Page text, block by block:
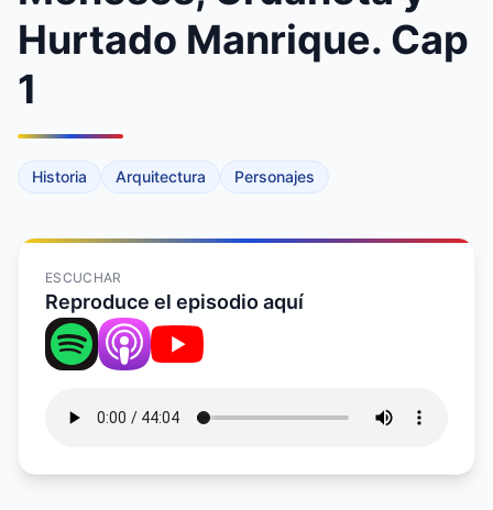
Hurtado Manrique. Cap
1
Historia Arquitectura Personajes
ESCUCHAR
Reproduce el episodio aquí